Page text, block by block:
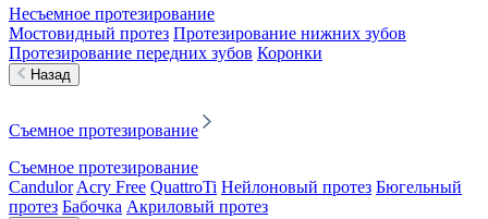
Несъемное протезирование
Мостовидный протез Протезирование нижних зубов
Протезирование передних зубов Коронки
Назад
Съемное протезирование
Съемное протезирование
Candulor Acry Free QuattroTi Нейлоновый протез Бюгельный
протез Бабочка Акриловый протез